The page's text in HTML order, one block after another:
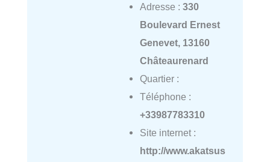
Adresse : 330
Boulevard Ernest
Genevet, 13160
Châteaurenard
Quartier :
Téléphone :
+33987783310
Site internet :
http://www.akatsus